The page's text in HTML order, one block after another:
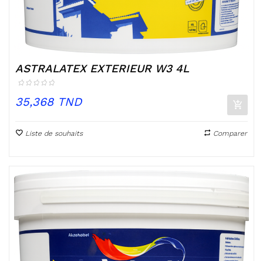
ASTRALATEX EXTERIEUR W3 4L
Prix
35,368 TND
Liste de souhaits Comparer